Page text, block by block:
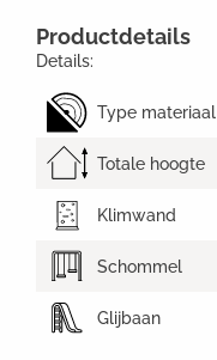
Productdetails
Details:
Type materiaal
Totale hoogte
Klimwand
Schommel
Glijbaan